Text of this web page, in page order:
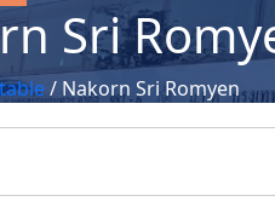
Sri
/ Nakorn Sri Romyen